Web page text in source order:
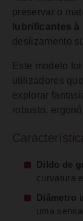
preservar o
lubrificantes à
deslizamento
Este modelo
utilizadores
explorar
robusto,
Dildo de
curvatura
Diâmetro
uma